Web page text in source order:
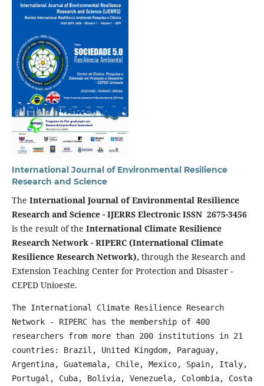
International Journal of Environmental Resilience
Research and Science
The International Journal of Environmental Resilience
Research and Science - IJERRS Electronic ISSN 2675-3456
is the result of the International Climate Resilience
Research Network - RIPERC (International Climate
Resilience Research Network), through the Research and
Extension Teaching Center for Protection and Disaster -
CEPED Unioeste.
The International Climate Resilience Research
Network - RIPERC has the membership of 400
researchers from more than 200 institutions in 21
countries: Brazil, United Kingdom, Paraguay,
Argentina, Guatemala, Chile, Mexico, Spain, Italy,
Portugal, Cuba, Bolivia, Venezuela, Colombia, Costa